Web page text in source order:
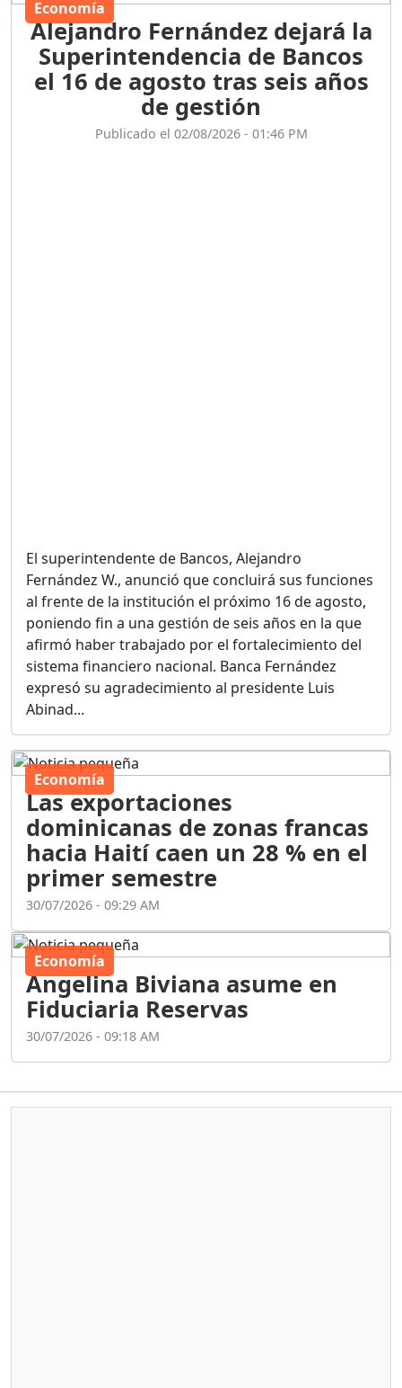
Economía
Alejandro Fernández dejará la
Superintendencia de Bancos
el 16 de agosto tras seis años
de gestión
Publicado el 02/08/2026 - 01:46 PM
El superintendente de Bancos, Alejandro
Fernández W., anunció que concluirá sus funciones
al frente de la institución el próximo 16 de agosto,
poniendo fin a una gestión de seis años en la que
afirmó haber trabajado por el fortalecimiento del
sistema financiero nacional. Banca Fernández
expresó su agradecimiento al presidente Luis
Abinad...
Economía
Las exportaciones
dominicanas de zonas francas
hacia Haití caen un 28 % en el
primer semestre
30/07/2026 - 09:29 AM
Economía
Angelina Biviana asume en
Fiduciaria Reservas
30/07/2026 - 09:18 AM